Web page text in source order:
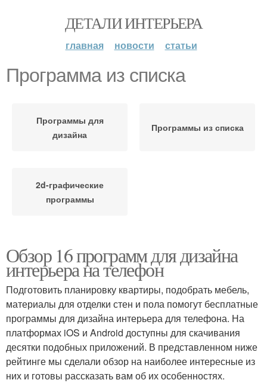
ДЕТАЛИ ИНТЕРЬЕРА
главная новости статьи
Программа из списка
Программы для
дизайна
Программы из списка
2d-графические
программы
Обзор 16 программ для дизайна
интерьера на телефон
Подготовить планировку квартиры, подобрать мебель,
материалы для отделки стен и пола помогут бесплатные
программы для дизайна интерьера для телефона. На
платформах iOS и Android доступны для скачивания
десятки подобных приложений. В представленном ниже
рейтинге мы сделали обзор на наиболее интересные из
них и готовы рассказать вам об их особенностях.